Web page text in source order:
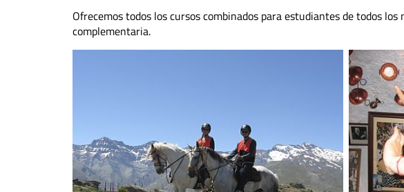
Ofrecemos todos los cursos combinados para estudiantes de todos
complementaria.